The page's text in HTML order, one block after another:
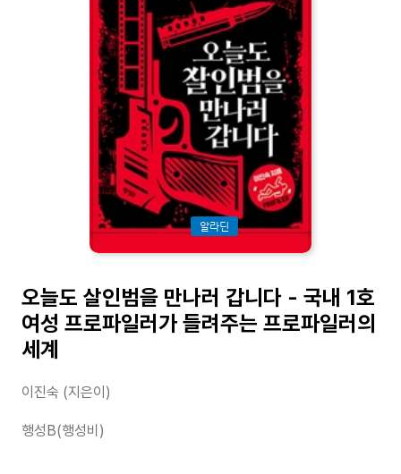
알라딘
오늘도 살인범을 만나러 갑니다 - 국내 1호
여성 프로파일러가 들려주는 프로파일러의
세계
이진숙 (지은이)
행성B(행성비)